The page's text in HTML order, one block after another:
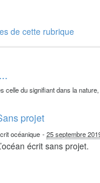
de cette rubrique
celle du signifiant dans la nature,
projet
océanique -25 septembre
écrit sans projet.